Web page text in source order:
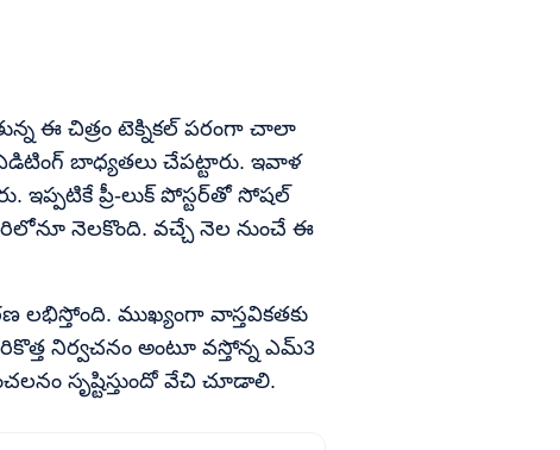
ఈ చిత్రం టెక్నికల్ పరంగా చాలా
బాధ్యతలు చేపట్టారు. ఇవాళ
ఇప్పటికే ప్రీ-లుక్ పోస్టర్‌తో సోషల్
నెలకొంది. వచ్చే నెల నుంచే ఈ
ముఖ్యంగా వాస్తవికతకు
నిర్వచనం అంటూ వస్తోన్న ఎమ్3
సృష్టిస్తుందో వేచి చూడాలి.